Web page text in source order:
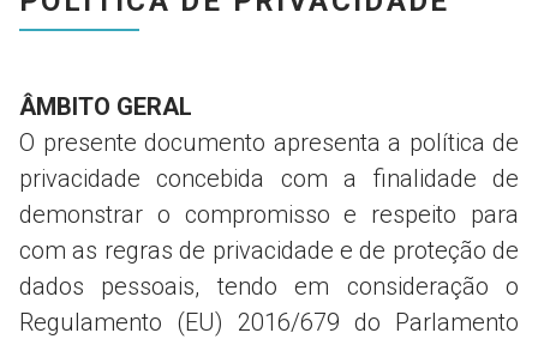
ÂMBITO GERAL
O presente documento apresenta a política de
privacidade concebida com a finalidade de
demonstrar o compromisso e respeito para
com as regras de privacidade e de proteção de
dados pessoais, tendo em consideração o
Regulamento (EU) 2016/679 do Parlamento